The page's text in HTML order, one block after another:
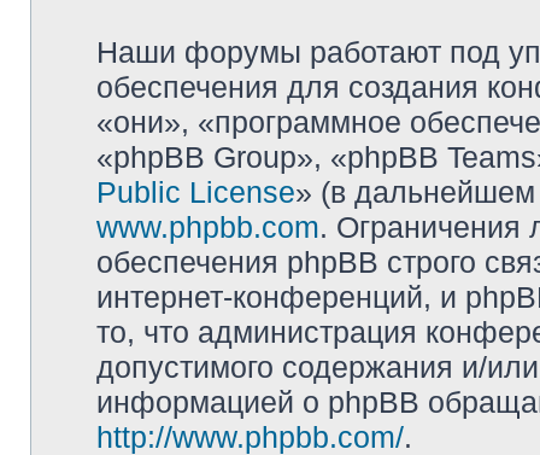
Наши форумы работают под
обеспечения для создания
«они», «программное
«phpBB Group», «phpBB
Public License» (в дальнейшем
www.phpbb.com. Ограничения
обеспечения phpBB строго
интернет-конференций, и
то, что администрация
допустимого содержания и/
информацией о phpBB
http://www.phpbb.com/.